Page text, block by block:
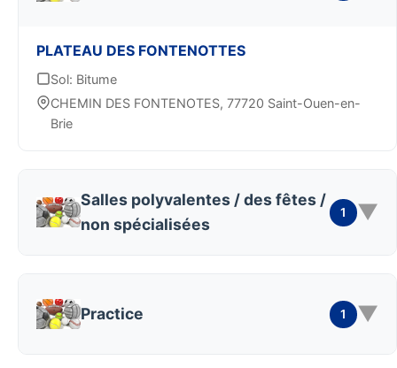
PLATEAU DES FONTENOTTES
Sol: Bitume
CHEMIN DES FONTENOTES, 77720 Saint-Ouen-en-
Brie
Salles polyvalentes / des fêtes /
non spécialisées
1 ▼
Practice 1 ▼